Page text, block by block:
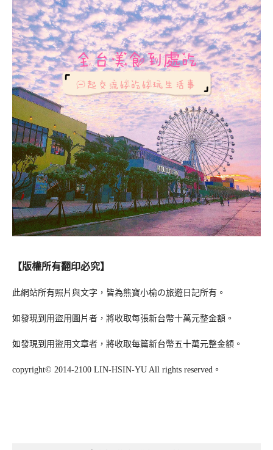
【版權所有翻印必究】
此網站所有照片與文字，皆為熊寶小榆の旅遊日記所有。
如發現到用盜用圖片者，將收取每張新台幣十萬元整金額。
如發現到用盜用文章者，將收取每篇新台幣五十萬元整金額。
copyright© 2014-2100 LIN-HSIN-YU All rights reserved。